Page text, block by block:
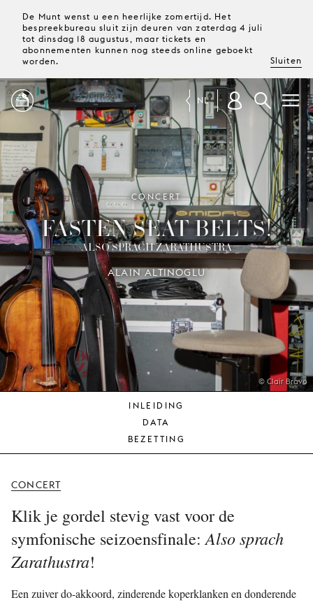
De Munt wenst u een heerlijke zomertijd. Het
bespreekbureau sluit zijn deuren van zaterdag 4 juli
tot dinsdag 18 augustus, maar tickets en
abonnementen kunnen nog steeds online geboekt
worden.
Sluiten
PROGRAMMA
MAGAZINE
TICKETS &
ABONNEMENTEN
UW
BEZOEK
JONG
PUBLIEK
DE
NL
© Clair Bravo
CONCERT
FASTEN SEAT BELTS!
ALSO SPRACH ZARATHUSTRA
ALAIN ALTINOGLU
INLEIDING
DATA
BEZETTING
CONCERT
Klik je gordel stevig vast voor de
symfonische seizoensfinale:Also sprach
Zarathustra!
Een zuiver do-akkoord, zinderende koperklanken en donderende